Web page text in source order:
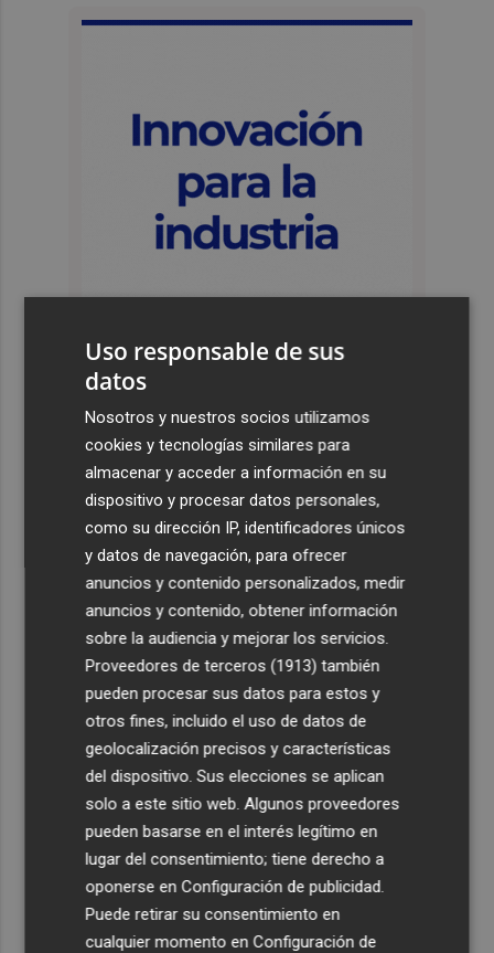
Últimas Noticias
Siete helicópteros, un avión y más de 100 brigadas se
movilizan en Moratalla por un incendio forestal
Jorge Martín suma su tercera victoria 'sprint' del año y
es más líder
España amplía a siete aeropuertos, entre ellos Alicante-
Elche y Manises, los controles aleatorios a viajeros de
La Biblioteca Valenciana conmemora el 750 aniversario
del legado de Jaume I
Una gran cadena humana de cariño y reivindicación se
vuelve a abrazar en las playas por el Mar Menor
Uso responsable de sus
datos
Nosotros y nuestros socios utilizamos
cookies y tecnologías similares para
almacenar y acceder a información en su
dispositivo y procesar datos personales,
como su dirección IP, identificadores únicos
y datos de navegación, para ofrecer
anuncios y contenido personalizados, medir
anuncios y contenido, obtener información
sobre la audiencia y mejorar los servicios.
Proveedores de terceros (1913) también
pueden procesar sus datos para estos y
otros fines, incluido el uso de datos de
geolocalización precisos y características
del dispositivo. Sus elecciones se aplican
solo a este sitio web. Algunos proveedores
pueden basarse en el interés legítimo en
lugar del consentimiento; tiene derecho a
oponerse enConfiguración de publicidad.
Puede retirar su consentimiento en
cualquier momento enConfiguración de